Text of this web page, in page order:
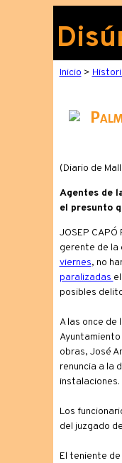
Inicio >
(Diario de
Agentes de
el presunto
JOSEP
gerente de la
viernes, no
paralizadas
posibles
A las once
obras, José
renuncia a la
instalaciones.
Los
del juzgado
El teniente